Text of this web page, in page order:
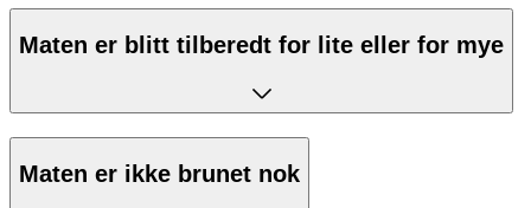
Maten er blitt tilberedt for lite eller for mye
Maten er ikke brunet nok